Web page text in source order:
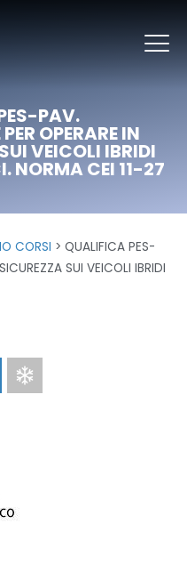
PAV.
OPERARE IN
VEICOLI IBRIDI
NORMA CEI 11-27
CORSI
QUALIFICA PES-
SUI VEICOLI IBRIDI
Clima